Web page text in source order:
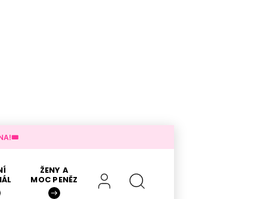
ŽENY A
MOC PENĚZ